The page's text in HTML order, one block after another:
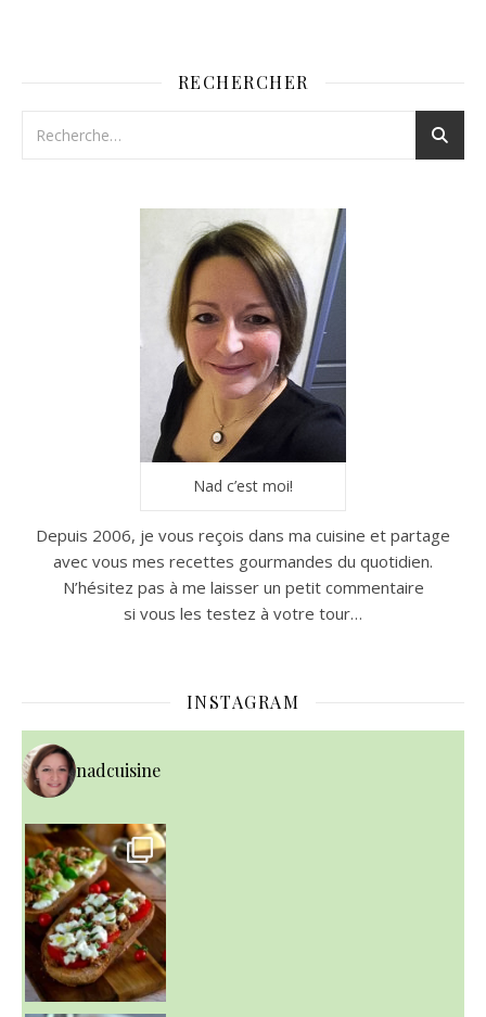
RECHERCHER
Nad c’est moi!
Depuis 2006, je vous reçois dans ma cuisine et partage
avec vous mes recettes gourmandes du quotidien.
N’hésitez pas à me laisser un petit commentaire
si vous les testez à votre tour…
INSTAGRAM
nadcuisine